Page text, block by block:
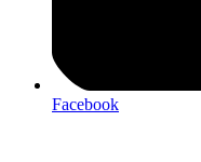
Facebook